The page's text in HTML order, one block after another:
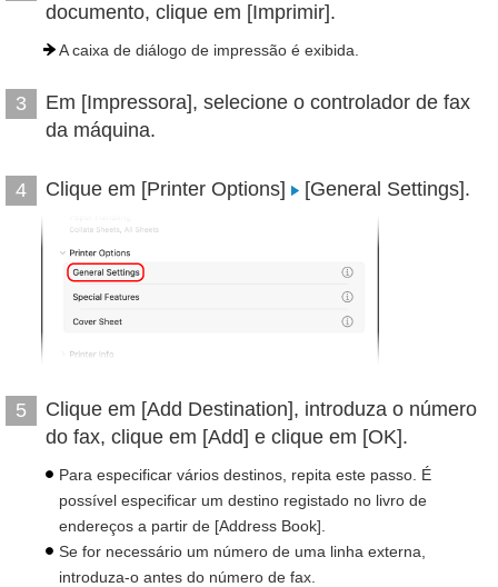
documento, clique em [Imprimir].
A caixa de diálogo de impressão é exibida.
3
Em [Impressora], selecione o controlador de fax
da máquina.
4 Clique em [Printer Options] [General Settings].
5
Clique em [Add Destination], introduza o número
do fax, clique em [Add] e clique em [OK].
Para especificar vários destinos, repita este passo. É
possível especificar um destino registado no livro de
endereços a partir de [Address Book].
Se for necessário um número de uma linha externa,
introduza-o antes do número de fax.